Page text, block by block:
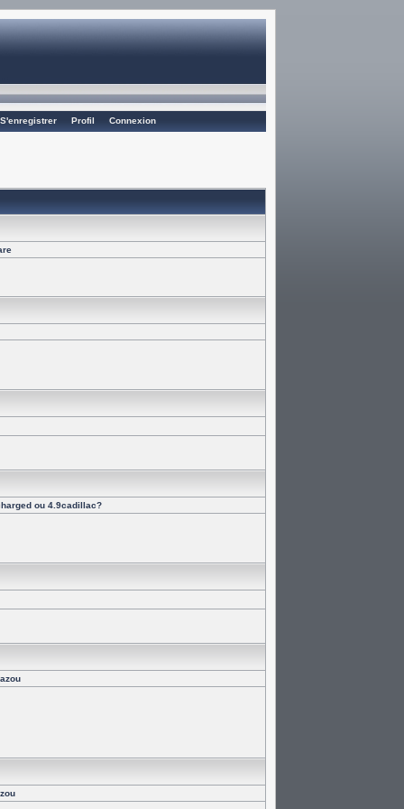
S'enregistrer Profil Connexion
ou 4.9cadillac?